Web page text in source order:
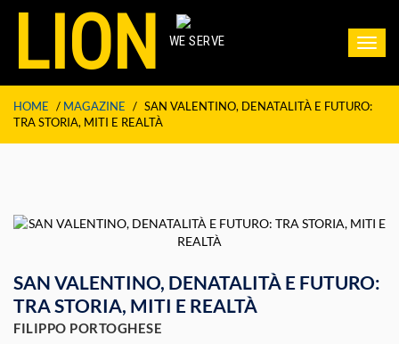
LION WE SERVE
HOME / MAGAZINE / SAN VALENTINO, DENATALITÀ E FUTURO:
TRA STORIA, MITI E REALTÀ
SAN VALENTINO, DENATALITÀ E FUTURO:
TRA STORIA, MITI E REALTÀ
FILIPPO PORTOGHESE